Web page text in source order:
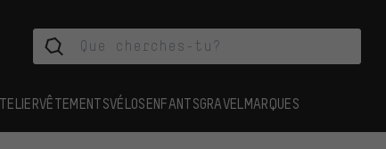
VÊTEMENTSVÉLOSENFANTSGRAVEL MARQUES